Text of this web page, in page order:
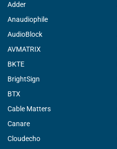
Adder
Anaudiophile
AudioBlock
AVMATRIX
BKTE
BrightSign
BTX
Cable Matters
Canare
Cloudecho